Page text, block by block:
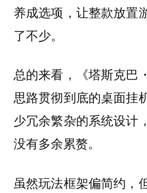
养成选项，让整款放置
了不少。
总的来看，《塔斯克巴
思路贯彻到底的桌面挂
少冗余繁杂的系统设计
没有多余累赘。
虽然玩法框架偏简约，